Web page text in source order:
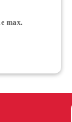
max.